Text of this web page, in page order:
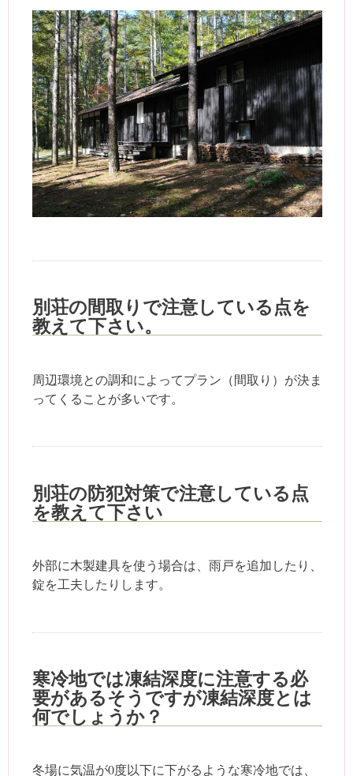
別荘の間取りで注意している点を
教えて下さい。
周辺環境との調和によってプラン（間取り）が決ま
ってくることが多いです。
別荘の防犯対策で注意している点
を教えて下さい
外部に木製建具を使う場合は、雨戸を追加したり、
錠を工夫したりします。
寒冷地では凍結深度に注意する必
要があるそうですが凍結深度とは
何でしょうか？
冬場に気温が0度以下に下がるような寒冷地では、